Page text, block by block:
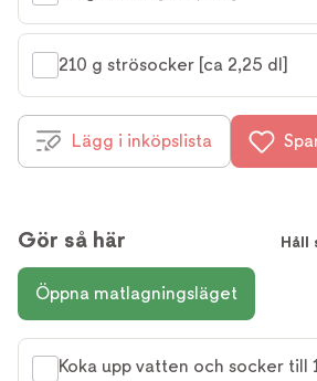
210 g strösocker [ca 2,25 dl]
Lägg i inköpslista
Gör så här Håll
Öppna matlagningsläget
Koka upp vatten och socker till